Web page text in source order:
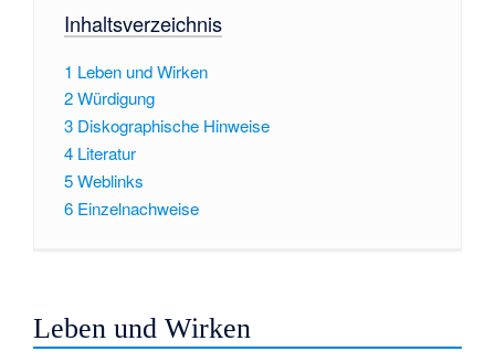
Inhaltsverzeichnis
1 Leben und Wirken
2Würdigung
3 Diskographische Hinweise
4 Literatur
5Weblinks
6 Einzelnachweise
Leben und Wirken